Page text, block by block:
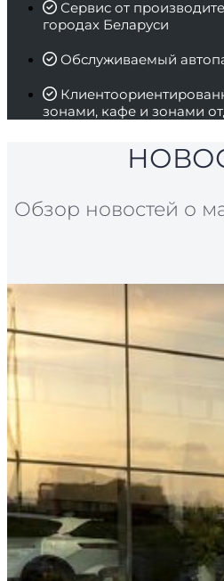
Сервис от
городах Беларуси
Обслуживаемый
зонами, кафе и зонами
Обзор новостей о